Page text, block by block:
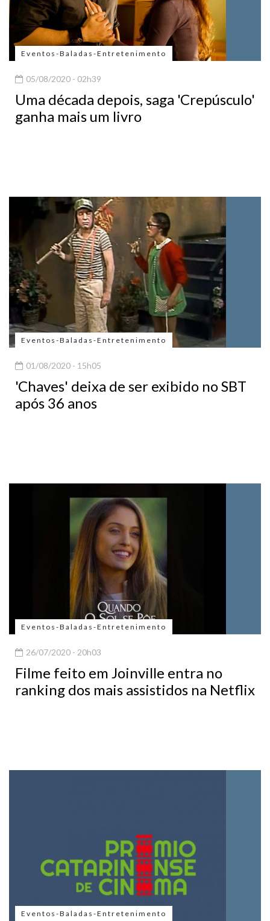
Eventos-Baladas-Entretenimento
05/08/2020 - 02h39
Uma década depois, saga 'Crepúsculo'
ganha mais um livro
Eventos-Baladas-Entretenimento
01/08/2020 - 15h05
'Chaves' deixa de ser exibido no SBT
após 36 anos
Eventos-Baladas-Entretenimento
26/07/2020 - 20h03
Filme feito em Joinville entra no
ranking dos mais assistidos na Netflix
Eventos-Baladas-Entretenimento